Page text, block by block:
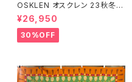
OSKLEN オスクレン 23秋冬
ボトムス 1045-69665
¥26,950
30%OFF